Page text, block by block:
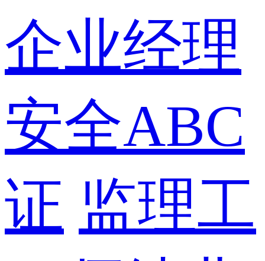
企业经理
安全ABC
证 监理工